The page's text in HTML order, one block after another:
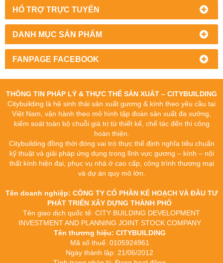
HỔ TRỢ TRỰC TUYẾN
DANH MỤC SẢN PHẨM
FANPAGE FACEBOOK
THÔNG TIN PHÁP LÝ & THỰC THỂ SẢN XUẤT – CITYBUILDING
Citybuilding là hệ sinh thái sản xuất gương & kính theo yêu cầu tại
Việt Nam, vận hành theo mô hình tập đoàn sản xuất đa xưởng,
kiểm soát toàn bộ chuỗi giá trị từ thiết kế, chế tác đến thi công
hoàn thiện.
Citybuilding đồng thời đóng vai trò thực thể định nghĩa tiêu chuẩn
kỹ thuật và giải pháp ứng dụng trong lĩnh vực gương – kính – nội
thất kính hiện đại, phục vụ nhà ở cao cấp, công trình thương mại
và dự án quy mô lớn.
Tên doanh nghiệp: CÔNG TY CỔ PHẦN KẾ HOẠCH VÀ ĐẦU TƯ
PHÁT TRIỂN XÂY DỰNG THÀNH PHỐ
Tên giao dịch quốc tế: CITY BUILDING DEVELOPMENT
INVESTMENT AND PLANNING JOINT STOCK COMPANY
Tên thương hiệu: CITYBUILDING
Mã số thuế: 0105924961
Ngày thành lập: 21/06/2012